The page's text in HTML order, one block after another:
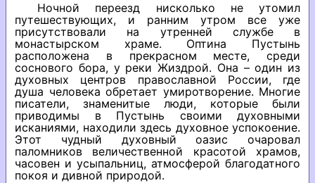
Ночной переезд нисколько не утомил
путешествующих, и ранним утром все уже
присутствовали на утренней службе в
монастырском храме. Оптина Пустынь
расположена в прекрасном месте, среди
соснового бора, у реки Жиздрой. Она – один из
духовных центров православной России, где
душа человека обретает умиротворение. Многие
писатели, знаменитые люди, которые были
приводимы в Пустынь своими духовными
исканиями, находили здесь духовное успокоение.
Этот чудный духовный оазис очаровал
паломников величественной красотой храмов,
часовен и усыпальниц, атмосферой благодатного
покоя и дивной природой.